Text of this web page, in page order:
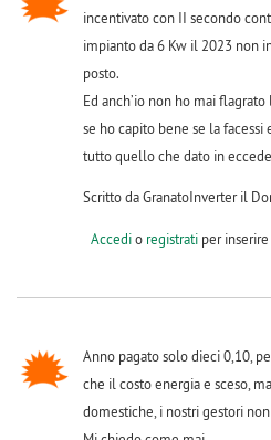
incentivato con II secondo
impianto da 6 Kw il 2023 non
posto.
Ed anch’io non ho mai
se ho capito bene se la
tutto quello che dato in
Scritto da GranatoInverter il
Accedio registratiper
Anno pagato solo dieci 0,10,
che il costo energia e sceso,
domestiche, i nostri gestori